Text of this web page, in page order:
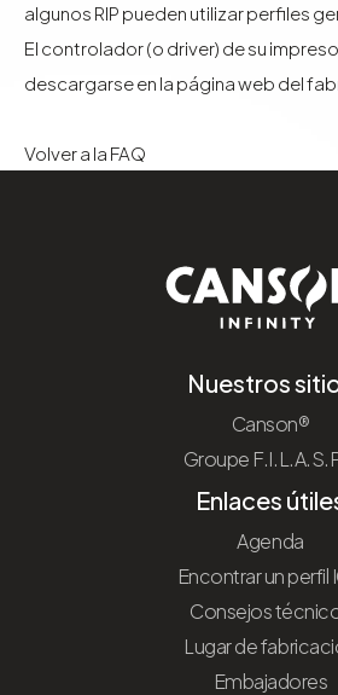
algunos RIP pueden utilizar perfiles
El controlador (o driver) de su
descargarse en la página web del
Volver a la FAQ
Nuestros
Canson®
Groupe
Enlaces
Agenda
Encontrar un perfil
Consejos
Lugar de
Embajadores